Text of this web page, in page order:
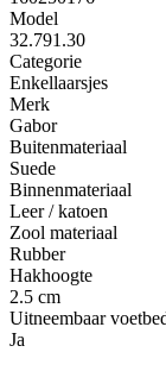
Model
32.791.30
Categorie
Enkellaarsjes
Merk
Gabor
Buitenmateriaal
Suede
Binnenmateriaal
Leer / katoen
Zool materiaal
Rubber
Hakhoogte
2.5 cm
Uitneembaar
Ja